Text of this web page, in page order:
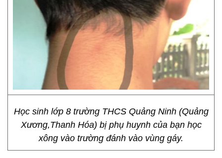
Học sinh lớp 8 trường THCS Quảng Ninh (Quảng
Xương,Thanh Hóa) bị phụ huynh của bạn học
xông vào trường đánh vào vùng gáy.